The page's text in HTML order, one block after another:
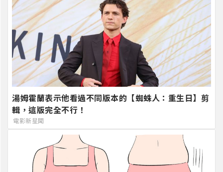
湯姆霍蘭表示他看過不同版本的【蜘蛛人：重生日】剪
輯，這版完全不行！
電影新星聞